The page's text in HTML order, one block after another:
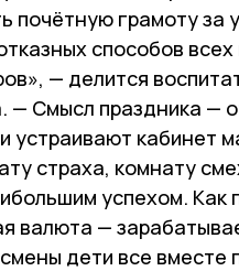
почётную грамоту за
способов
— делится
— Смысл праздника —
устраивают кабинет
страха, комнату
успехом.
валюта —
дети все вместе